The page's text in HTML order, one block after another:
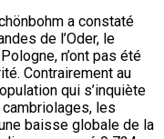
a constaté
de l’Oder, le
n’ont pas été
Contrairement au
qui s’inquiète
les
baisse globale de la